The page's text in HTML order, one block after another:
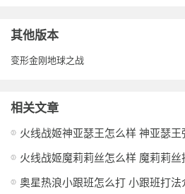
其他版本
变形金刚地球之战
相关文章
火线战姬神亚瑟王怎么样 神亚瑟王
火线战姬魔莉莉丝怎么样 魔莉莉丝
奥星热浪小跟班怎么打 小跟班打法